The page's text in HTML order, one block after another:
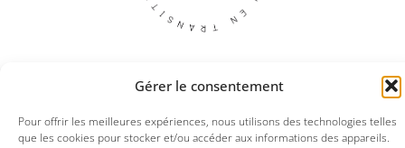
Gérer le consentement
Pour offrir les meilleures expériences, nous utilisons des technologies telles
que les cookies pour stocker et/ou accéder aux informations des appareils.
© 2025 Tipi boutique